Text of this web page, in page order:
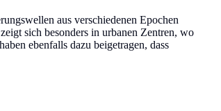
aus verschiedenen Epochen
sich besonders in urbanen Zentren, wo
ebenfalls dazu beigetragen, dass